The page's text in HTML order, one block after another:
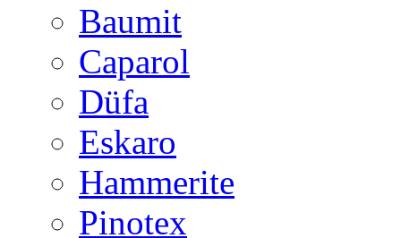
Baumit
Caparol
Düfa
Eskaro
Hammerite
Pinotex